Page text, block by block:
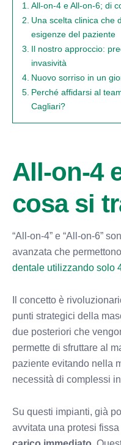
All-on-4 e All-on-6; di
Una scelta clinica che
esigenze del paziente
Il nostro approccio:
invasività
Nuovo sorriso in un
Perché affidarsi al
Cagliari?
All-on-4
cosa si
“All-on-4” e “All-on-6”
avanzata che
dentale utilizzando solo
Il concetto è
punti strategici della
due posteriori che
permette di sfruttare al
paziente evitando nella
necessità di complessi
Su questi impianti, già
avvitata una protesi